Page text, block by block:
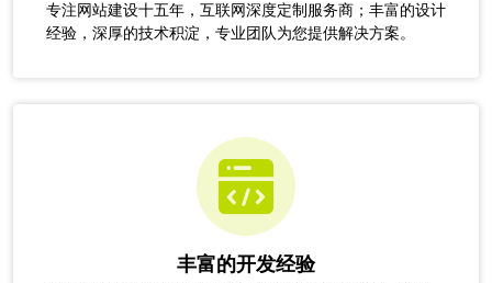
专注网站建设十五年，互联网深度定制服务商；丰富的设计
经验，深厚的技术积淀，专业团队为您提供解决方案。
丰富的开发经验